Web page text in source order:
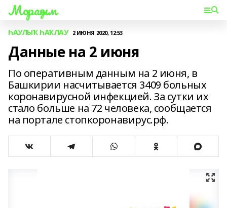
Мораҙым
ҺАУЛЫҠ ҺАҠЛАУ 2 ИЮНЯ 2020, 12:53
Данные на 2 июня
По оперативным данным на 2 июня, в
Башкирии насчитывается 3409 больных
коронавирусной инфекцией. За сутки их
стало больше на 72 человека, сообщается
на портале стопкоронавирус.рф.